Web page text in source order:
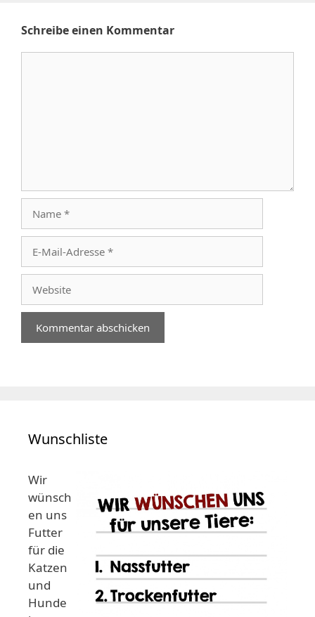
Schreibe einen Kommentar
Mail-
Adresse
Wunschliste
Wir
wünsch
en uns
Futter
für die
Katzen
und
Hunde